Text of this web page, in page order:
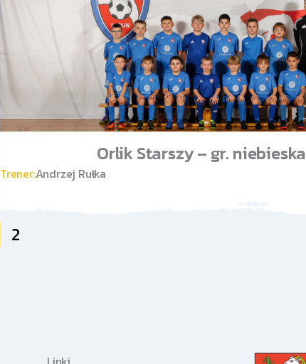
Orlik Starszy – gr. niebieska
Trener:Andrzej Rułka
2